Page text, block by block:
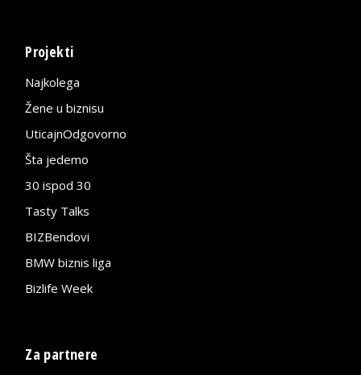
Projekti
Najkolega
Žene u biznisu
UticajnOdgovorno
Šta jedemo
30 ispod 30
Tasty Talks
BIZBendovi
BMW biznis liga
Bizlife Week
Za partnere